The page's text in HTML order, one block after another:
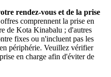
rendez-vous et de la prise
comprennent la prise en
de Kota Kinabalu ; d'autres
fixes ou n'incluent pas les
périphérie. Veuillez vérifier
en charge afin d'éviter de